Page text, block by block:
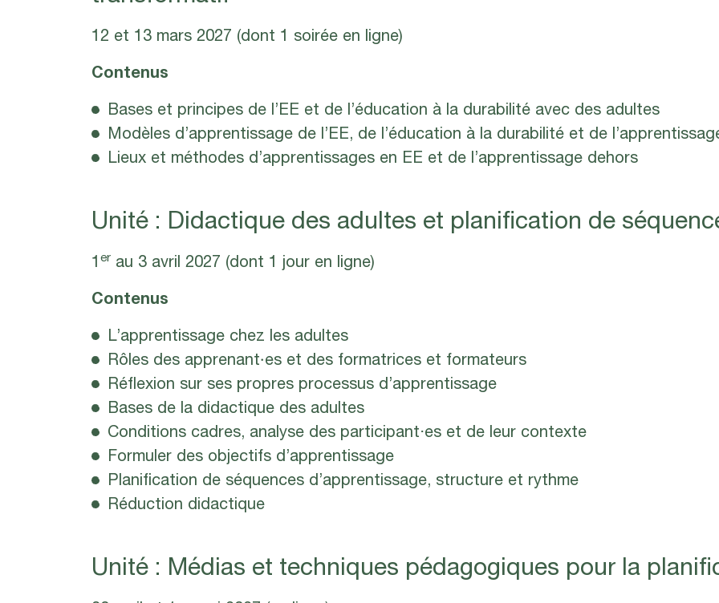
12 et 13 mars 2027 (dont 1 soirée en ligne)
Contenus
Bases et principes de l’EE et de l’éducation à la durabilité avec des adultes
Modèles d’apprentissage de l’EE, de l’éducation à la durabilité et de
Lieux et méthodes d’apprentissages en EE et de l’apprentissage dehors
Unité : Didactique des adultes et planification de
1 au 3 avril 2027 (dont 1 jour en ligne)
Contenus
L’apprentissage chez les adultes
Rôles des apprenant∙es et des formatrices et formateurs
Réflexion sur ses propres processus d’apprentissage
Bases de la didactique des adultes
Conditions cadres, analyse des participant
es et de leur contexte
Formuler des objectifs d’apprentissage
Planification de séquences d’apprentissage, structure et rythme
Réduction didactique
Unité : Médias et techniques pédagogiques pour la
30 avril et 1er mai 2027 (en ligne)